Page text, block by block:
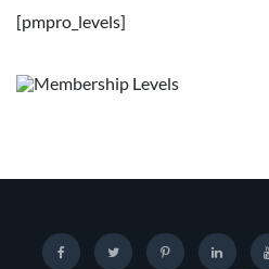
[pmpro_levels]